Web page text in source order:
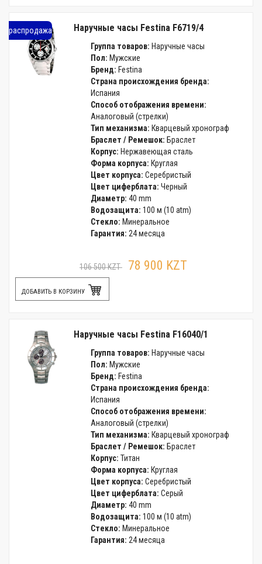
распродажа Наручные часы Festina F6719/4
Группа товаров: Наручные часы
Пол: Мужские
Бренд: Festina
Страна происхождения бренда:
Испания
Способ отображения времени:
Аналоговый (стрелки)
Тип механизма: Кварцевый хронограф
Браслет / Ремешок: Браслет
Корпус: Нержавеющая сталь
Форма корпуса: Круглая
Цвет корпуса: Серебристый
Цвет циферблата: Черный
Диаметр: 40 mm
Водозащита: 100 м (10 atm)
Стекло: Минеральное
Гарантия: 24 месяца
106 500 KZT 78 900 KZT
ДОБАВИТЬ В КОРЗИНУ
Наручные часы Festina F16040/1
Группа товаров: Наручные часы
Пол: Мужские
Бренд: Festina
Страна происхождения бренда:
Испания
Способ отображения времени:
Аналоговый (стрелки)
Тип механизма: Кварцевый хронограф
Браслет / Ремешок: Браслет
Корпус: Титан
Форма корпуса: Круглая
Цвет корпуса: Серебристый
Цвет циферблата: Серый
Диаметр: 40 mm
Водозащита: 100 м (10 atm)
Стекло: Минеральное
Гарантия: 24 месяца